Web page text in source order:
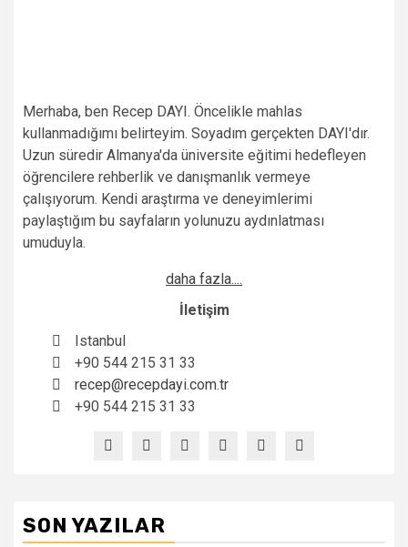
Merhaba, ben Recep DAYI. Öncelikle mahlas
kullanmadığımı belirteyim. Soyadım gerçekten DAYI'dır.
Uzun süredir Almanya'da üniversite eğitimi hedefleyen
öğrencilere rehberlik ve danışmanlık vermeye
çalışıyorum. Kendi araştırma ve deneyimlerimi
paylaştığım bu sayfaların yolunuzu aydınlatması
umuduyla.
daha fazla....
İletişim
Istanbul
+90 544 215 31 33
recep@recepdayi.com.tr
+90 544 215 31 33
SON YAZILAR